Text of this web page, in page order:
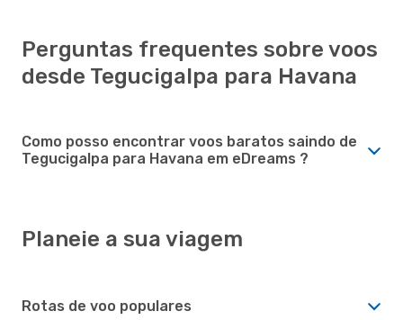
Perguntas frequentes sobre voos
desde Tegucigalpa para Havana
Como posso encontrar voos baratos saindo de
Tegucigalpa para Havana em eDreams ?
Planeie a sua viagem
Rotas de voo populares